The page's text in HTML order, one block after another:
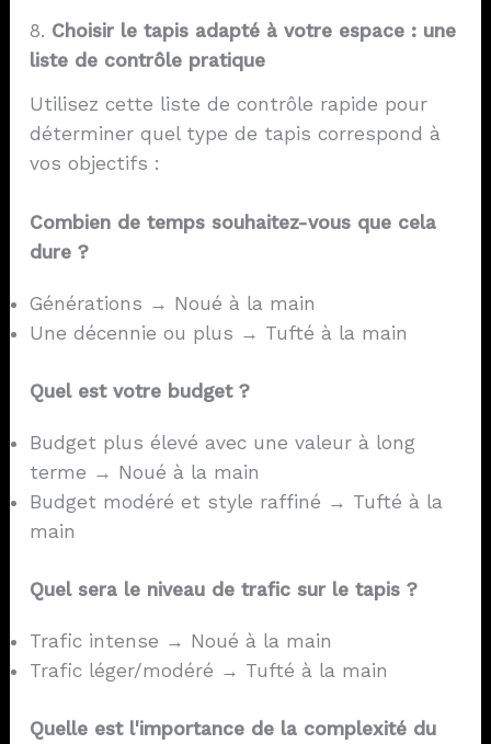
8. Choisir le tapis adapté à votre espace : une
liste de contrôle pratique
Utilisez cette liste de contrôle rapide pour
déterminer quel type de tapis correspond à
vos objectifs :
Combien de temps souhaitez-vous que cela
dure ?
Générations → Noué à la main
Une décennie ou plus → Tufté à la main
Quel est votre budget ?
Budget plus élevé avec une valeur à long
terme → Noué à la main
Budget modéré et style raffiné → Tufté à la
main
Quel sera le niveau de trafic sur le tapis ?
Trafic intense → Noué à la main
Trafic léger/modéré → Tufté à la main
Quelle est l'importance de la complexité du